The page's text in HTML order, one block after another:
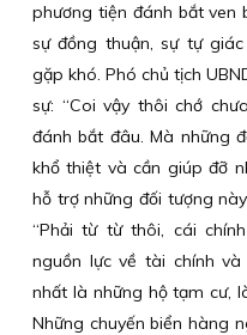
phương tiện đánh bắt ven
sự đồng thuận, sự tự
gặp khó. Phó chủ tịch
sự: “Coi vậy thôi chớ
đánh bắt đâu. Mà những
khổ thiệt và cần giúp đỡ
hỗ trợ những đối tượng
“Phải từ từ thôi, cái
nguồn lực về tài chính
nhất là những hộ tạm cư,
Những chuyến biển hàng